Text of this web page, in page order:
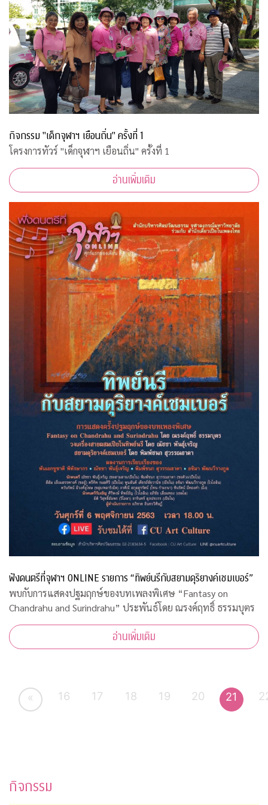
กิจกรรม "เด็กจุฬาฯ เยือนถิ่น" ครั้งที่ 1
โครงการทัวร์ "เด็กจุฬาฯ เยือนถิ่น" ครั้งที่ 1
อ่านเพิ่มเติม
ฟังดนตรีที่จุฬาฯ ONLINE รายการ “ทิพย์นรีกับสยามดุริยางค์เชมเบอร์”
พบกับการแสดงปฐมฤกษ์ของบทเพลงพิเศษ “Fantasy on
Chandrahu and Surindrahu” ประพันธ์โดย ณรงค์ฤทธิ์ ธรรมบุตร
อ่านเพิ่มเติม
« 16 17 18 19 20 21
กิจกรรม